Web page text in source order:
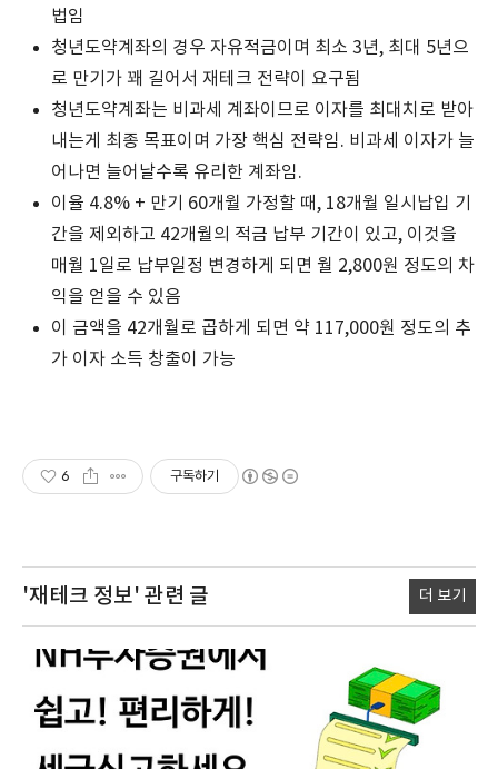
법임
청년도약계좌의 경우 자유적금이며 최소 3년, 최대 5년으
로 만기가 꽤 길어서 재테크 전략이 요구됨
청년도약계좌는 비과세 계좌이므로 이자를 최대치로 받아
내는게 최종 목표이며 가장 핵심 전략임. 비과세 이자가 늘
어나면 늘어날수록 유리한 계좌임.
이율 4.8% + 만기 60개월 가정할 때, 18개월 일시납입 기
간을 제외하고 42개월의 적금 납부 기간이 있고, 이것을
매월 1일로 납부일정 변경하게 되면 월 2,800원 정도의 차
익을 얻을 수 있음
이 금액을 42개월로 곱하게 되면 약 117,000원 정도의 추
가 이자 소득 창출이 가능
6 구독하기
'재테크 정보' 관련 글 더 보기